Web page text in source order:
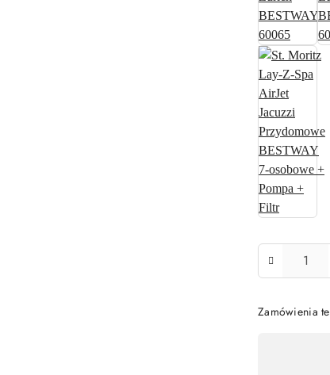
Zamówienia